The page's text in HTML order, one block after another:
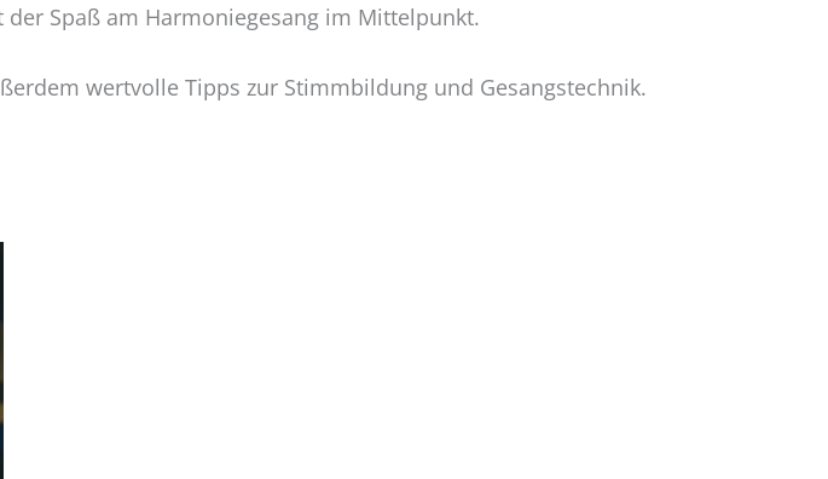
Spaß am Harmoniegesang im Mittelpunkt.
wertvolle Tipps zur Stimmbildung und Gesangstechnik.